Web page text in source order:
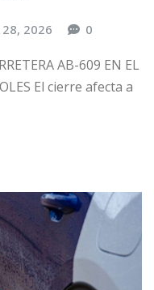
28, 2026 0
AB-609 EN EL
El cierre afecta a